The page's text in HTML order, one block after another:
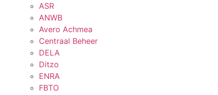
ASR
ANWB
Avero Achmea
Centraal Beheer
DELA
Ditzo
ENRA
FBTO